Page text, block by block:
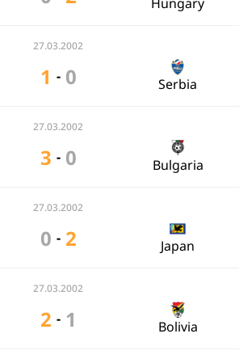
27.03.2002
1 - 0 Serbia
27.03.2002
3 - 0 Bulgaria
27.03.2002
0 - 2 Japan
27.03.2002
2 - 1 Bolivia